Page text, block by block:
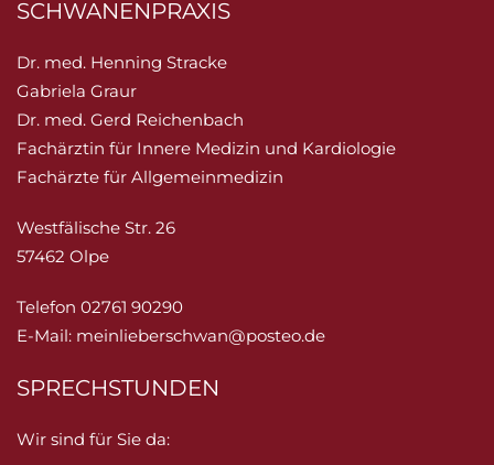
SCHWANENPRAXIS
Dr. med. Henning Stracke
Gabriela Graur
Dr. med. Gerd Reichenbach
Fachärztin für Innere Medizin und Kardiologie
Fachärzte für Allgemeinmedizin
Westfälische Str. 26
57462 Olpe
Telefon 02761 90290
E-Mail: meinlieberschwan@posteo.de
SPRECHSTUNDEN
Wir sind für Sie da: